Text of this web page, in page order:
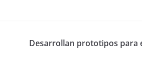
Desarrollan prototipos para